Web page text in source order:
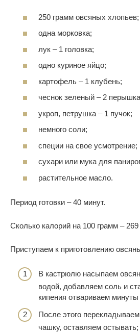
250 грамм овсяных хлопьев;
одна морковка;
лук – 1 головка;
одно куриное яйцо;
картофель – 1 клубень;
чеснок зеленый – 2
укроп, петрушка – 1 пучок;
немного соли;
специи на свое усмотрение;
сухари или мука для
растительное масло.
Период готовки – 40 минут.
Сколько калорий на 100 грамм – 269
Приступаем к приготовлению
В кастрюлю насыпаем
водой, добавляем соль и
кипения отвариваем минуты
После этого
чашку, оставляем остывать;